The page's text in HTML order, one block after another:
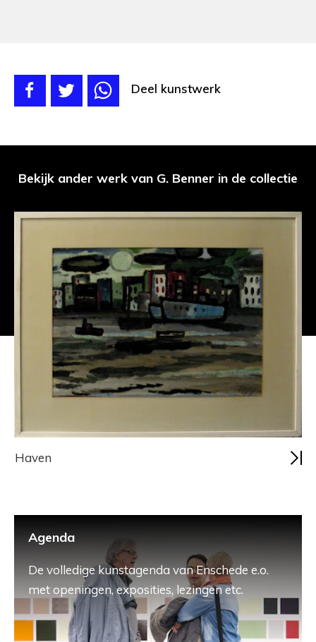
Deel kunstwerk
Bekijk ander werk van G. Benner in de collectie
Haven
Agenda
De volledige kunstagenda van Enschede e.o.
met openingen, exposities, lezingen etc.